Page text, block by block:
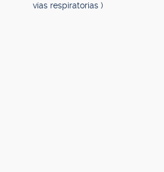
vías respiratorias )